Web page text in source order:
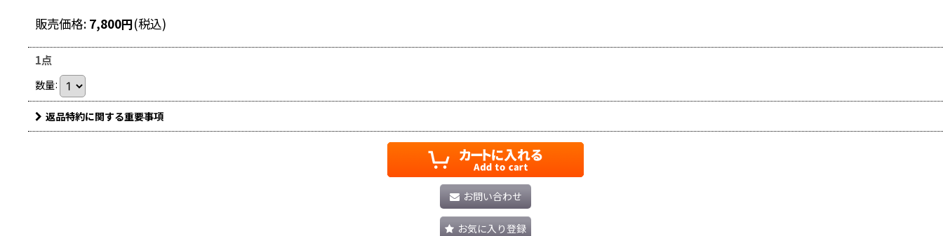
販売価格: 7,800円(税込)
1点
数量:
返品特約に関する重要事項
お問い合わせ
お気に入り登録